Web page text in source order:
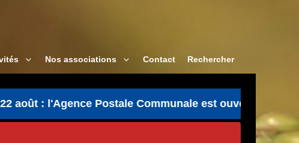
Nos associations Contact Rechercher
: l'Agence Postale Communale est ouverte